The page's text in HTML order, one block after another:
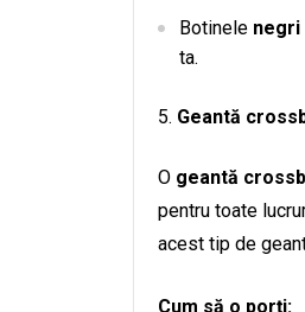
Botinele negri
ta.
Geantă
O geantă
pentru toate
acest tip de
Cum să o porți: